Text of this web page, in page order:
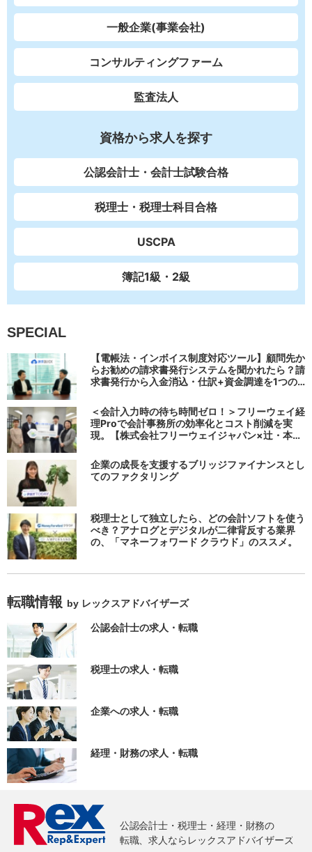
一般企業(事業会社)
コンサルティングファーム
監査法人
資格から求人を探す
公認会計士・会計士試験合格
税理士・税理士科目合格
USCPA
簿記1級・2級
SPECIAL
【電帳法・インボイス制度対応ツール】顧問先か
らお勧めの請求書発行システムを聞かれたら？請
求書発行から入金消込・仕訳+資金調達を1つの
＜会計入力時の待ち時間ゼロ！＞フリーウェイ経
理Proで会計事務所の効率化とコスト削減を実
現。【株式会社フリーウェイジャパン×辻・本郷
企業の成長を支援するブリッジファイナンスとし
てのファクタリング
税理士として独立したら、どの会計ソフトを使う
べき？アナログとデジタルが二律背反する業界
の、「マネーフォワード クラウド」のススメ。
転職情報 by レックスアドバイザーズ
公認会計士の求人・転職
税理士の求人・転職
企業への求人・転職
経理・財務の求人・転職